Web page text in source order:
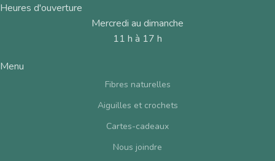
Heures d'ouverture
Mercredi au dimanche
11 h à 17 h
Menu
Fibres naturelles
Aiguilles et crochets
Cartes-cadeaux
Nous joindre